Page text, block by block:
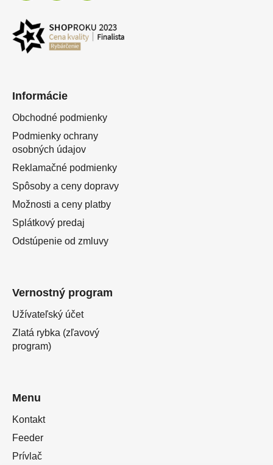
Informácie
Obchodné podmienky
Podmienky ochrany
osobných údajov
Reklamačné podmienky
Spôsoby a ceny dopravy
Možnosti a ceny platby
Splátkový predaj
Odstúpenie od zmluvy
Vernostný program
Užívateľský účet
Zlatá rybka (zľavový
program)
Menu
Kontakt
Feeder
Prívlač